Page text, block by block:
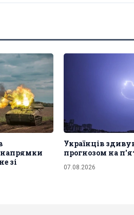
напрямки
зі
Українців
прогнозом на
07.08.2026